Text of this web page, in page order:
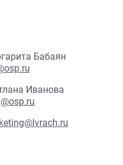
Бабаян
Иванова